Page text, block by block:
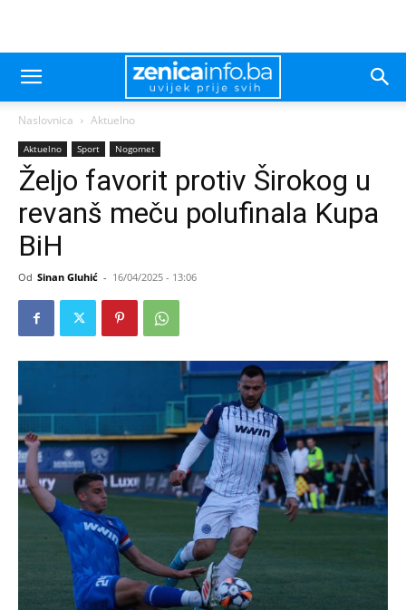
Naslovnica Aktuelno
Aktuelno Sport Nogomet
Željo favorit protiv Širokog u
revanš meču polufinala Kupa
BiH
Od Sinan Gluhić - 16/04/2025 - 13:06